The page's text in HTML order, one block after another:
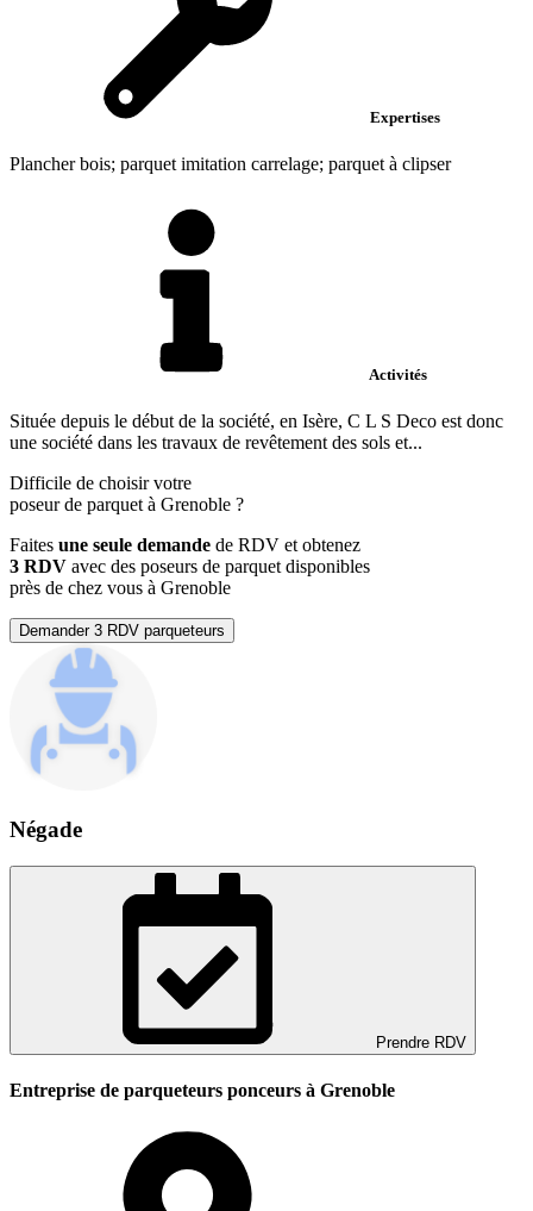
Expertises
Plancher bois; parquet imitation carrelage; parquet à clipser
Activités
Située depuis le début de la société, en Isère, C L S Deco est donc
une société dans les travaux de revêtement des sols et...
Difficile de choisir votre
poseur de parquet à Grenoble ?
Faites une seule demande de RDV et obtenez
3 RDV avec des poseurs de parquet disponibles
près de chez vous à Grenoble
Demander 3 RDV parqueteurs
Négade
Prendre RDV
Entreprise de parqueteurs ponceurs à Grenoble